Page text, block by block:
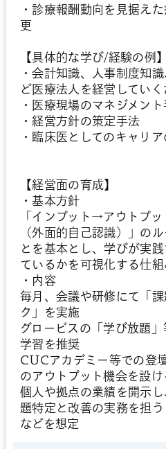
・診療報酬動向を見据え
更
【具体的な学び/経験の例】
・会計知識、人事制度知
ど医療法人を経営してい
・医療現場のマネジメント
・経営方針の策定手法
・臨床医としてのキャリ
【経営面の育成】
・基本方針
「インプット→アウトプ
（外面的自己認識）」の
とを基本とし、学びが実
ているかを可視化する仕組
・内容
毎月、会議や研修にて「
ク」を実施
グロービスの「学び放題
学習を推奨
CUCアカデミー等での登
のアウトプット機会を設け
個人や拠点の業績を開示
題特定と改善の実務を担う
などを想定